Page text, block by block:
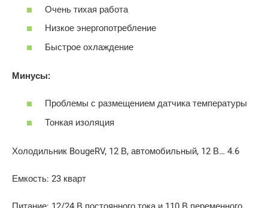
Очень тихая работа
Низкое энергопотребление
Быстрое охлаждение
Минусы:
Проблемы с размещением датчика температуры
Тонкая изоляция
Холодильник BougeRV, 12 В, автомобильный, 12 В… 4.6
Емкость: 23 кварт